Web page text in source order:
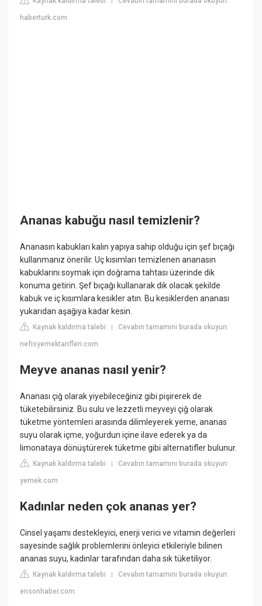
haberturk.com
Ananas kabuğu nasıl temizlenir?
Ananasın kabukları kalın yapıya sahip olduğu için şef bıçağı
kullanmanız önerilir. Uç kısımları temizlenen ananasın
kabuklarını soymak için doğrama tahtası üzerinde dik
konuma getirin. Şef bıçağı kullanarak dik olacak şekilde
kabuk ve iç kısımlara kesikler atın. Bu kesiklerden ananası
yukarıdan aşağıya kadar kesin.
Kaynak kaldırma talebi |Cevabın tamamını burada okuyun:
nefisyemektarifleri.com
Meyve ananas nasıl yenir?
Ananası çiğ olarak yiyebileceğiniz gibi pişirerek de
tüketebilirsiniz. Bu sulu ve lezzetli meyveyi çiğ olarak
tüketme yöntemleri arasında dilimleyerek yeme, ananas
suyu olarak içme, yoğurdun içine ilave ederek ya da
limonataya dönüştürerek tüketme gibi alternatifler bulunur.
Kaynak kaldırma talebi |Cevabın tamamını burada okuyun:
yemek.com
Kadınlar neden çok ananas yer?
Cinsel yaşamı destekleyici, enerji verici ve vitamin değerleri
sayesinde sağlık problemlerini önleyici etkileriyle bilinen
ananas suyu, kadınlar tarafından daha sık tüketiliyor.
Kaynak kaldırma talebi |Cevabın tamamını burada okuyun:
ensonhaber.com